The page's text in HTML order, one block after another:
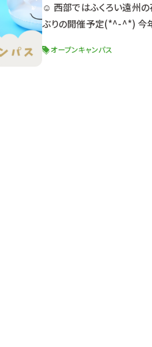
☺ 西部ではふくろい遠州
ぶりの開催予定(*^-^*) 今
メニューによって時間が異
オープンキャンパス